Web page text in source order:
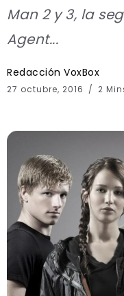
Man 2 y 3, la
Agent...
Redacción VoxBox
27 octubre, 2016 2